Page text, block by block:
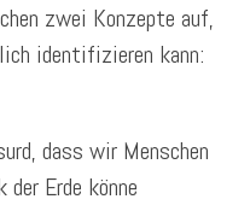
zwei Konzepte auf,
identifizieren kann:
dass wir Menschen
Erde könne